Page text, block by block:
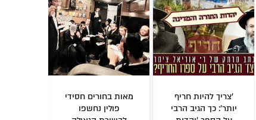
בַּה' וּבְמשֶׁה
• מאמר
נְדָרַי לְהָשֵׁם אֲשַׁלֵּם..
• טור אישי על 'דמי